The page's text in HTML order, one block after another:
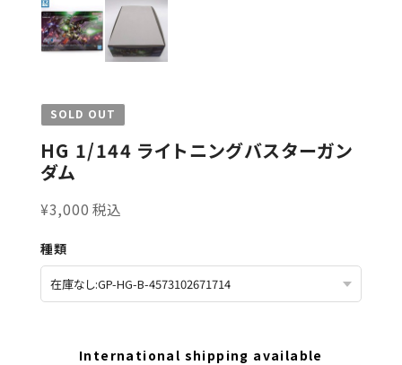
SOLD OUT
HG 1/144 ライトニングバスターガン
ダム
¥3,000 税込
種類
International shipping available